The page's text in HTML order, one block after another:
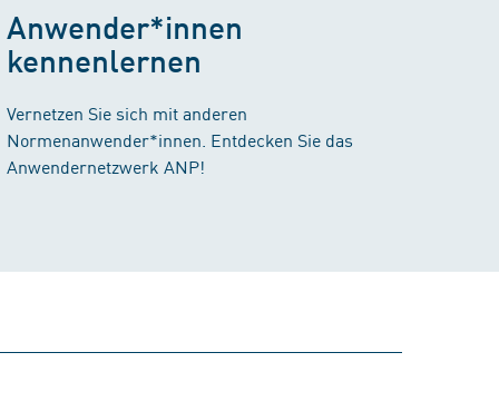
Anwender*innen
kennenlernen
Vernetzen Sie sich mit anderen
Normenanwender*innen. Entdecken Sie das
Anwendernetzwerk ANP!